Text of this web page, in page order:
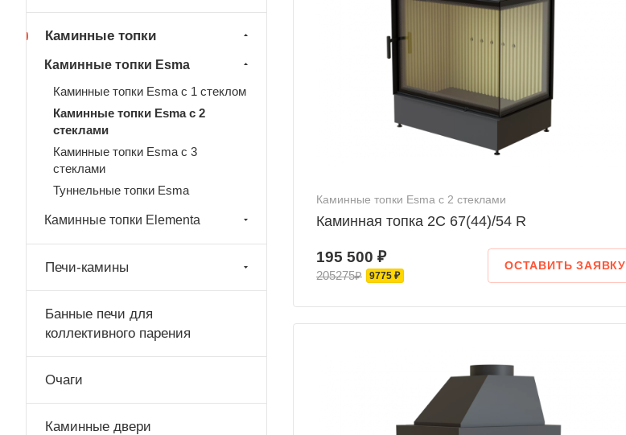
Каминные топки Esma с 2 стеклами
Каминная топка 2С 67(44)/54 R
195 500 ₽
205275₽ 9775 ₽
ОСТАВИТЬ ЗАЯВКУ
Каминные топки
Каминные топки Esma
Каминные топки Esma с 1 стеклом
Каминные топки Esma с 2
стеклами
Каминные топки Esma с 3
стеклами
Туннельные топки Esma
Каминные топки Elementa
Печи-камины
Банные печи для
коллективного парения
Очаги
Каминные двери